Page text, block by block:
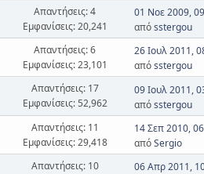
Απαντήσεις: 4
Εμφανίσεις: 20,241
01 Νοε 2009,
απόsstergou
Απαντήσεις: 6
Εμφανίσεις: 23,101
26 Ιουλ 2011,
απόsstergou
Απαντήσεις: 17
Εμφανίσεις: 52,962
09 Ιουλ 2011,
απόsstergou
Απαντήσεις: 11
Εμφανίσεις: 29,418
14 Σεπ 2010,
απόSergio
Απαντήσεις: 10
06 Απρ 2011,